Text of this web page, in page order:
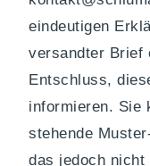
eindeutigen
versandter Brief
Entschluss,
informieren. Sie
stehende
das jedoch